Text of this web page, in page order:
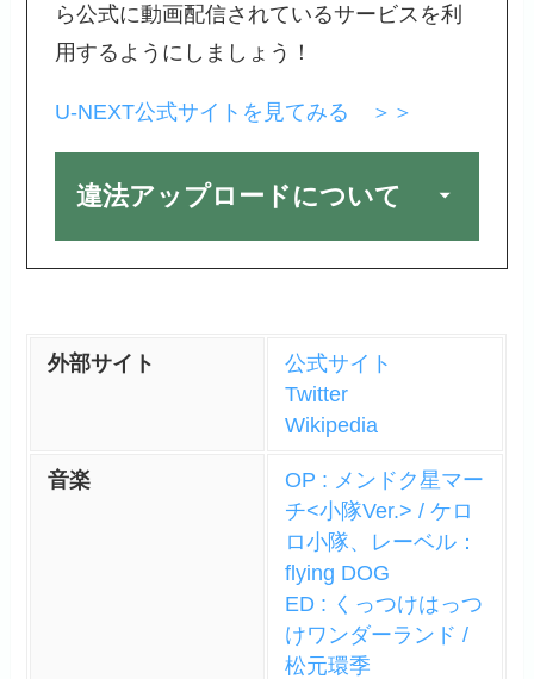
ら公式に動画配信されているサービスを利
用するようにしましょう！
U-NEXT公式サイトを見てみる ＞＞
違法アップロードについて
外部サイト
公式サイト
Twitter
Wikipedia
音楽
OP : メンドク星マー
チ<小隊Ver.> / ケロ
ロ小隊、レーベル：
flying DOG
ED : くっつけはっつ
けワンダーランド /
松元環季